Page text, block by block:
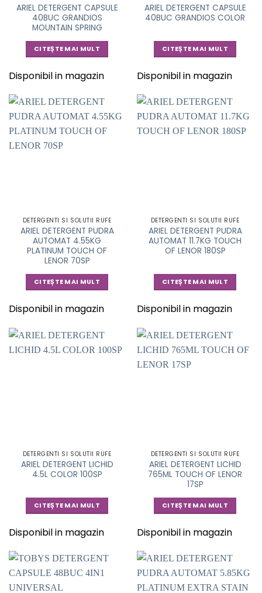
ARIEL DETERGENT CAPSULE
40BUC GRANDIOS
MOUNTAIN SPRING
CITEȘTE MAI MULT
Disponibil in magazin
ARIEL DETERGENT CAPSULE
40BUC GRANDIOS COLOR
CITEȘTE MAI MULT
Disponibil in magazin
DETERGENTI SI SOLUTII RUFE
ARIEL DETERGENT PUDRA
AUTOMAT 4.55KG
PLATINUM TOUCH OF
LENOR 70SP
CITEȘTE MAI MULT
Disponibil in magazin
DETERGENTI SI SOLUTII RUFE
ARIEL DETERGENT PUDRA
AUTOMAT 11.7KG TOUCH
OF LENOR 180SP
CITEȘTE MAI MULT
Disponibil in magazin
DETERGENTI SI SOLUTII RUFE
ARIEL DETERGENT LICHID
4.5L COLOR 100SP
CITEȘTE MAI MULT
Disponibil in magazin
DETERGENTI SI SOLUTII RUFE
ARIEL DETERGENT LICHID
765ML TOUCH OF LENOR
17SP
CITEȘTE MAI MULT
Disponibil in magazin